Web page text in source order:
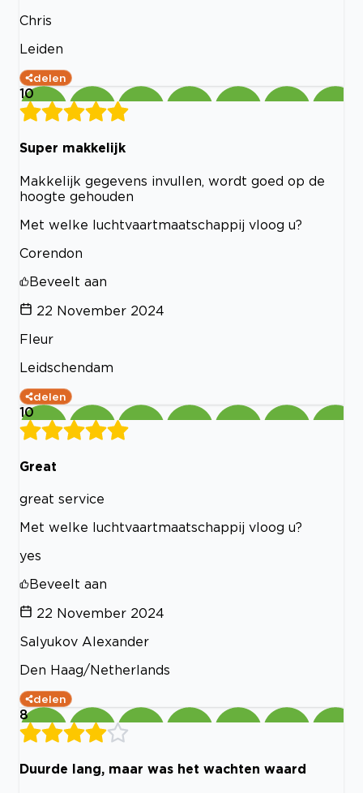
Chris
Leiden
delen
10
Super makkelijk
Makkelijk gegevens invullen, wordt goed op de
hoogte gehouden
Met welke luchtvaartmaatschappij vloog u?
Corendon
Beveelt aan
22 November 2024
Fleur
Leidschendam
delen
10
Great
great service
Met welke luchtvaartmaatschappij vloog u?
yes
Beveelt aan
22 November 2024
Salyukov Alexander
Den Haag/Netherlands
delen
8
Duurde lang, maar was het wachten waard